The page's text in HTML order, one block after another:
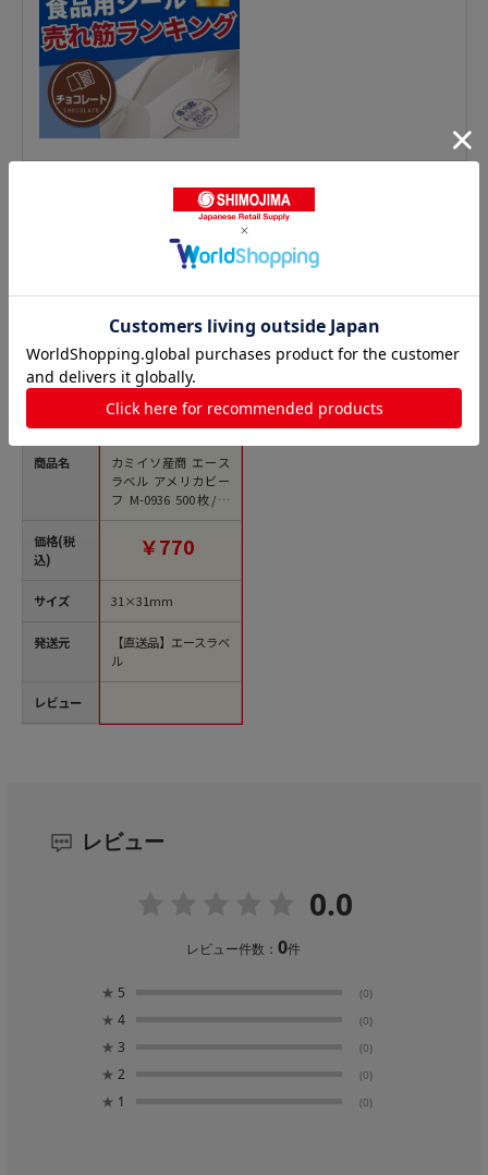
精肉シールの人気商品との比較
商品名
価格(税
込)
サイズ
発送元
レビュー
カミイソ産商 エース
ラベル アメリカビー
フ M-0936 500枚/袋
（ご注文単位1袋）
￥770
31×31mm
【直送品】エースラベ
ル
レビュー
0.0
レビュー件数：0件
★ 5 (0)
★ 4 (0)
★ 3 (0)
★ 2 (0)
★ 1 (0)